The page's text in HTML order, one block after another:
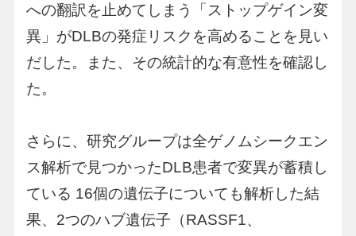
への翻訳を止めてしまう「ストップゲイン変
異」がDLBの発症リスクを高めることを見い
だした。また、その統計的な有意性を確認し
た。
さらに、研究グループは全ゲノムシークエン
ス解析で見つかったDLB患者で変異が蓄積し
ている 16個の遺伝子についても解析した結
果、2つのハブ遺伝子（RASSF1、